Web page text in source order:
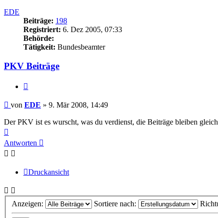
EDE
Beiträge: 198
Registriert: 6. Dez 2005, 07:33
Behörde:
Tätigkeit: Bundesbeamter
PKV Beiträge
Beitrag
von EDE » 9. Mär 2008, 14:49
Der PKV ist es wurscht, was du verdienst, die Beiträge bleiben
oben
Antworten
Druckansicht
Anzeigen: Sortiere nach: